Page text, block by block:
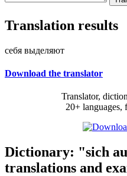
Translation results
себя выделяют
Download the translator
Translator,
20+ languages,
Dictionary: "sich
translations and